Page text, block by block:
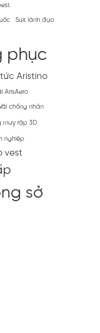
Suit lãnh đạo
phục
tức Aristino
ArisAero
chống nhăn
may rập 3D
nghiệp
vest
sở